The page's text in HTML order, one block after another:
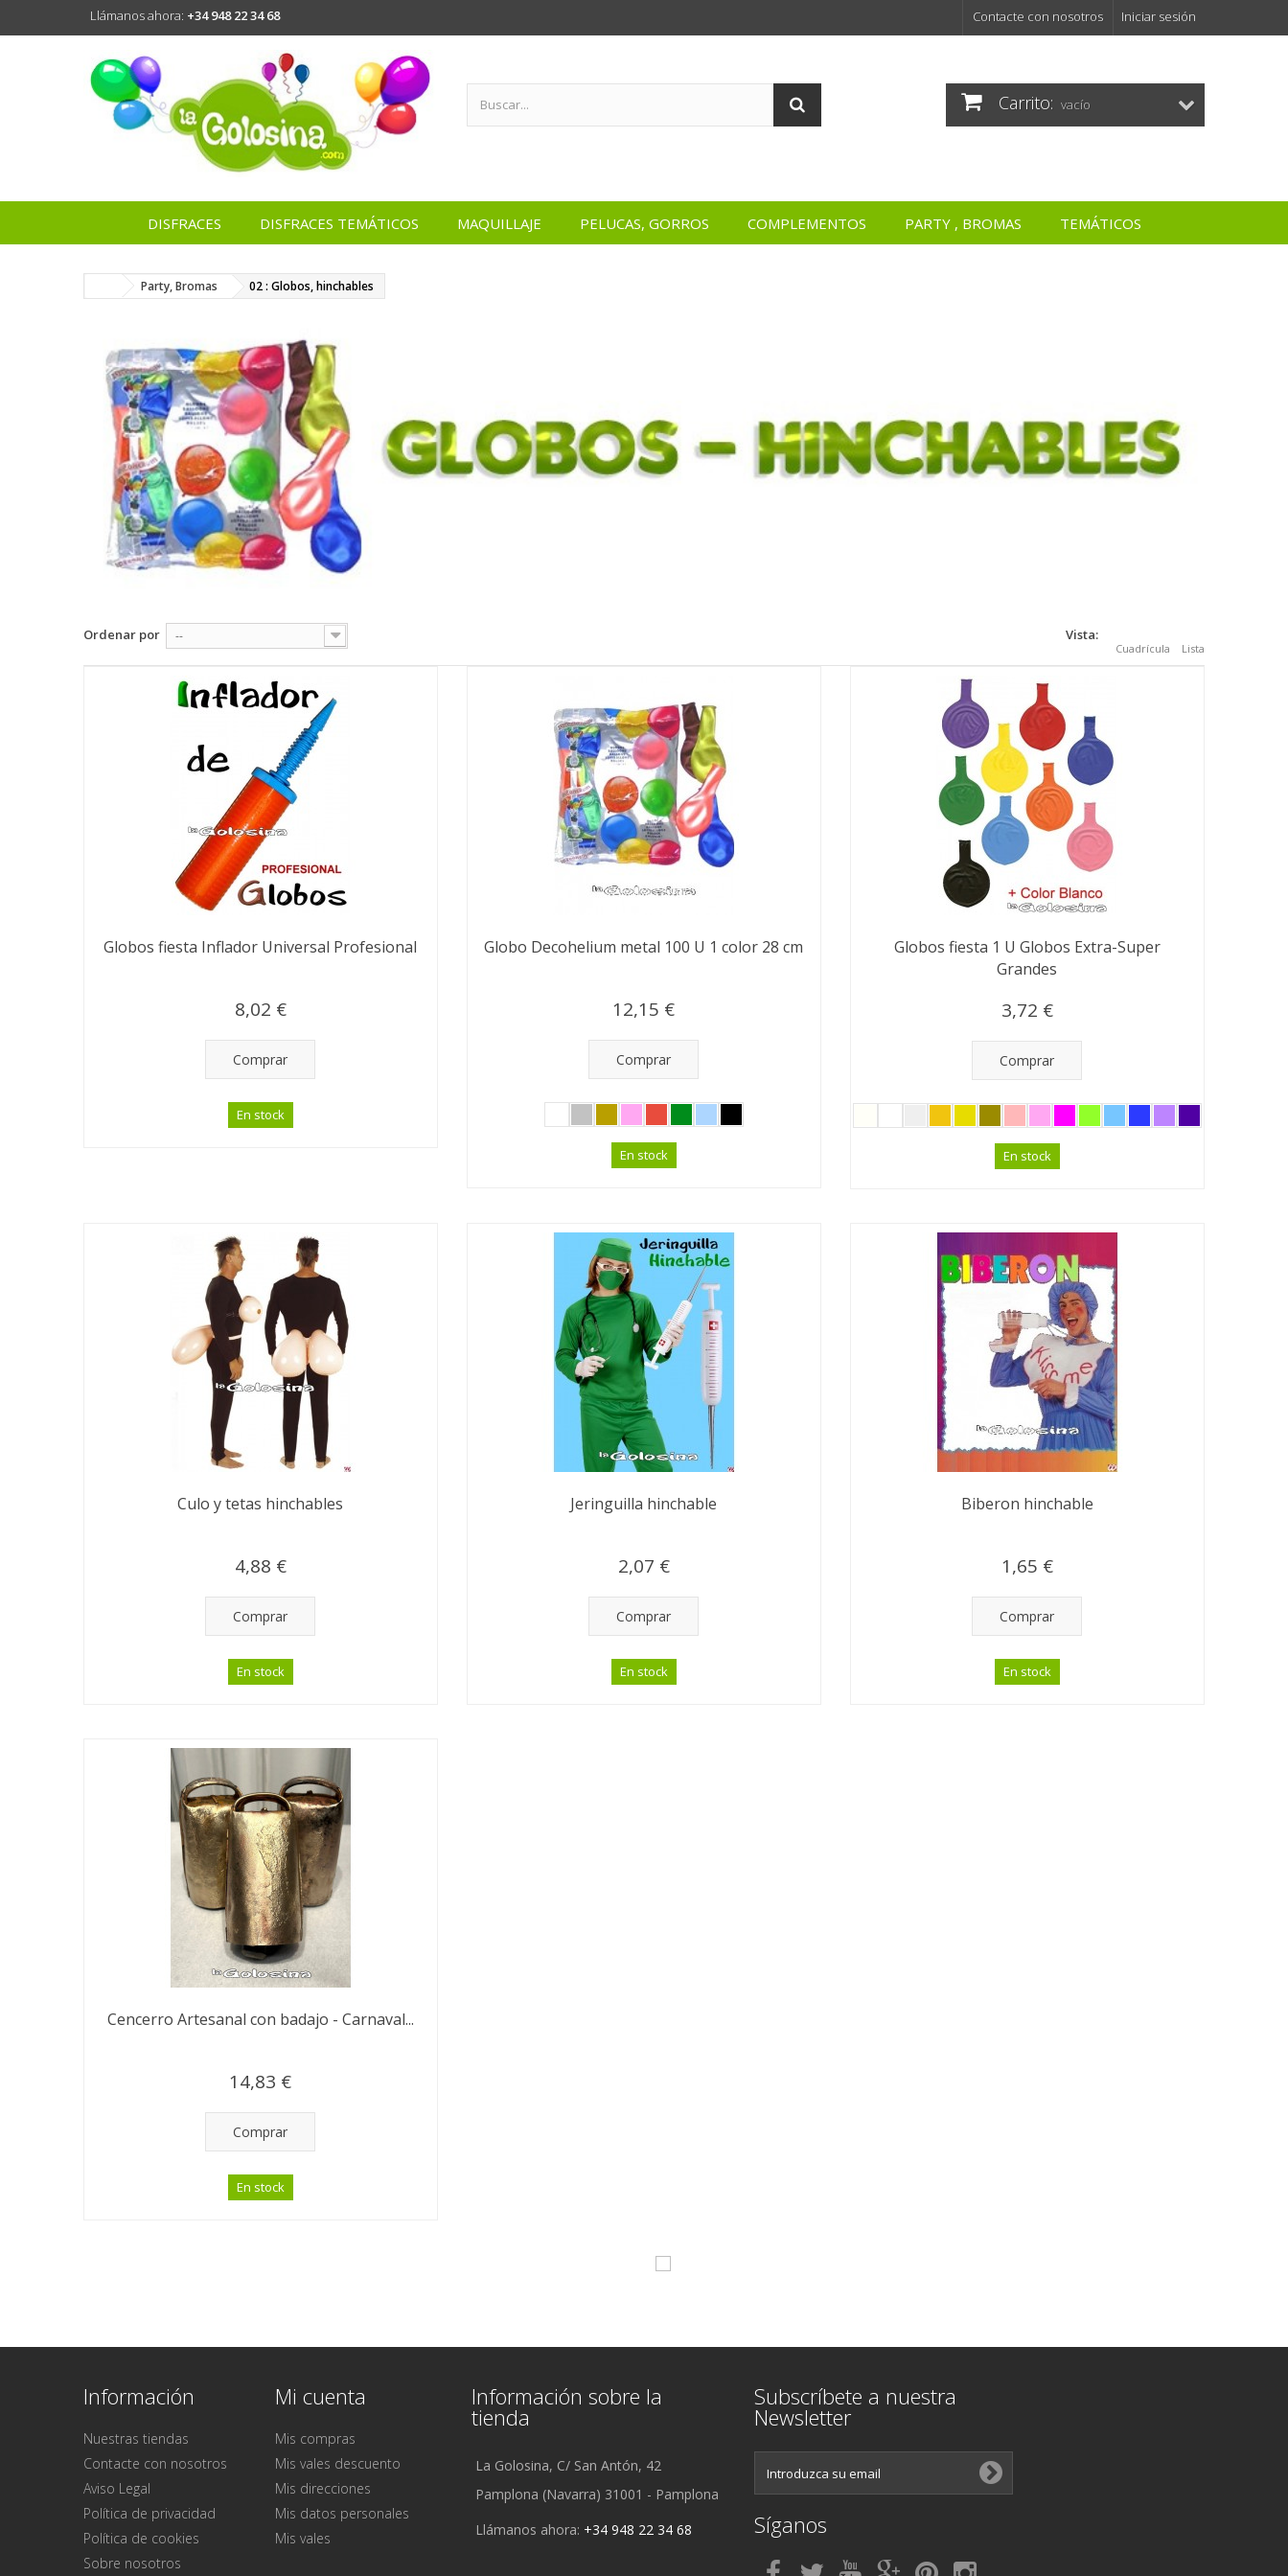
Iniciar sesión
Contacte con nosotros
Llámanos ahora: +34 948 22 34 68
Carrito: vacío
DISFRACES DISFRACES TEMÁTICOS MAQUILLAJE PELUCAS, GORROS COMPLEMENTOS PARTY , BROMAS TEMÁTICOS
Party, Bromas 02 : Globos, hinchables
Vista:
Cuadrícula Lista
Ordenar por --
Globos fiesta Inflador Universal Profesional
8,02 €
Comprar
En stock
Globo Decohelium metal 100 U 1 color 28 cm
12,15 €
Comprar
En stock
Globos fiesta 1 U Globos Extra-Super
Grandes
3,72 €
Comprar
En stock
Culo y tetas hinchables
4,88 €
Comprar
En stock
Jeringuilla hinchable
2,07 €
Comprar
En stock
Biberon hinchable
1,65 €
Comprar
En stock
Cencerro Artesanal con badajo - Carnaval...
14,83 €
Comprar
En stock
Información
Nuestras tiendas
Contacte con nosotros
Aviso Legal
Política de privacidad
Política de cookies
Sobre nosotros
Mi cuenta
Mis compras
Mis vales descuento
Mis direcciones
Mis datos personales
Mis vales
Información sobre la
tienda
La Golosina, C/ San Antón, 42
Pamplona (Navarra) 31001 - Pamplona
Llámanos ahora: +34 948 22 34 68
Subscríbete a nuestra
Newsletter
Síganos